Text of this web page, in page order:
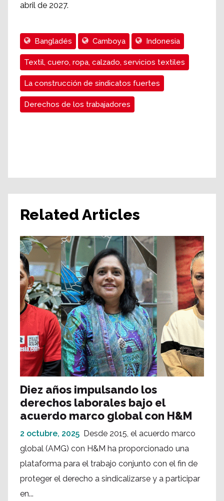
abril de 2027.
Bangladés Camboya Indonesia
Textil, cuero, ropa, calzado, servicios textiles
La construcción de sindicatos fuertes
Derechos de los trabajadores
Related Articles
Diez años impulsando los
derechos laborales bajo el
acuerdo marco global con H&M
2 octubre, 2025 Desde 2015, el acuerdo marco
global (AMG) con H&M ha proporcionado una
plataforma para el trabajo conjunto con el fin de
proteger el derecho a sindicalizarse y a participar
en...